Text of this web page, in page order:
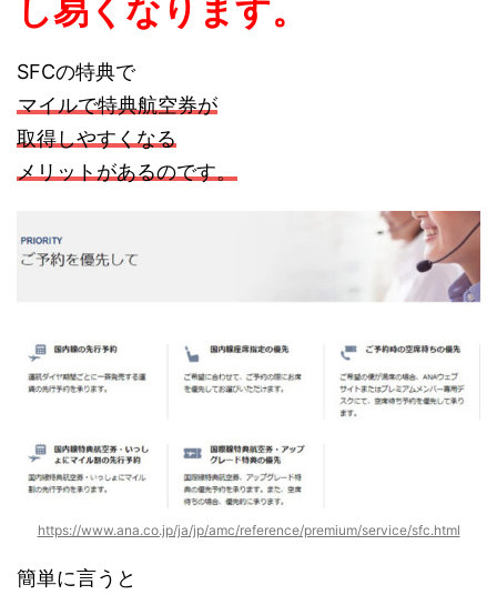
し易くなります。
SFCの特典で
マイルで特典航空券が
取得しやすくなる
メリットがあるのです。
https://www.ana.co.jp/ja/jp/amc/reference/premium/service/sfc.html
簡単に言うと